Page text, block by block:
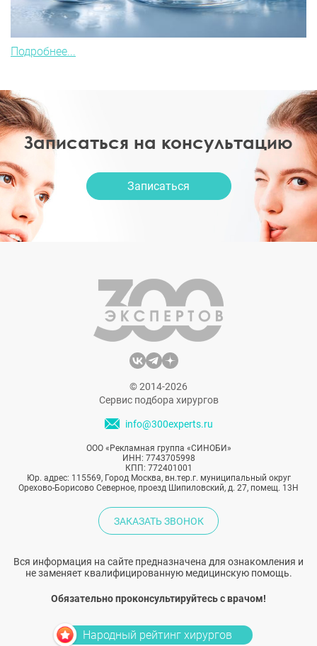
Подробнее...
Записаться на консультацию
Записаться
© 2014-2026
Сервис подбора хирургов
info@300experts.ru
ООО «Рекламная группа «СИНОБИ»
ИНН: 7743705998
КПП: 772401001
Юр. адрес: 115569, Город Москва, вн.тер.г. муниципальный округ
Орехово-Борисово Северное, проезд Шипиловский, д. 27, помещ. 13Н
ЗАКАЗАТЬ ЗВОНОК
Вся информация на сайте предназначена для ознакомления и
не заменяет квалифицированную медицинскую помощь.
Обязательно проконсультируйтесь с врачом!
Народный рейтинг хирургов